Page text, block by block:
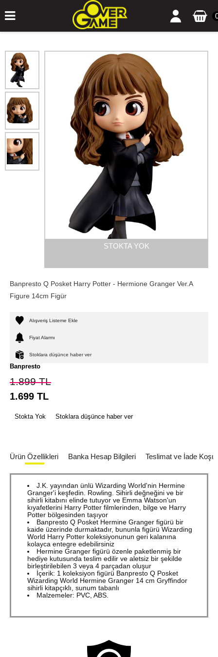
STOKTA YOK
Banpresto Q Posket Harry Potter - Hermione Granger Ver.A
Figure 14cm Figür
Alışveriş Listeme Ekle
Fiyat Alarmı
Stoklara düşünce haber ver
Banpresto
1.899TL
1.699 TL
Stokta Yok Stoklara düşünce haber ver
Ürün Özellikleri Banka Hesap Bilgileri Teslimat ve İade
J.K. yayından ünlü Wizarding World'nin Hermine
Granger'i keşfedin. Rowling. Sihirli değneğini ve bir
sihirli kitabını elinde tutuyor ve Emma Watson'un
kıyafetlerini Harry Potter filmlerinden, bilge ve Harry
Potter bölgesinden taşıyor
Banpresto Q Posket Hermine Granger figürü bir
kaide üzerinde durmaktadır, bununla figürü Wizarding
World Harry Potter koleksiyonunun geri kalanına
kolayca entegre edebilirsiniz
Hermine Granger figürü özenle paketlenmiş bir
hediye kutusunda teslim edilir ve aletsiz bir şekilde
birleştirilebilen 3 veya 4 parçadan oluşur
İçerik: 1 koleksiyon figürü Banpresto Q Posket
Wizarding World Hermine Granger 14 cm Gryffindor
sihirli kitapçıklı, sunum tabanlı
Malzemeler: PVC, ABS.